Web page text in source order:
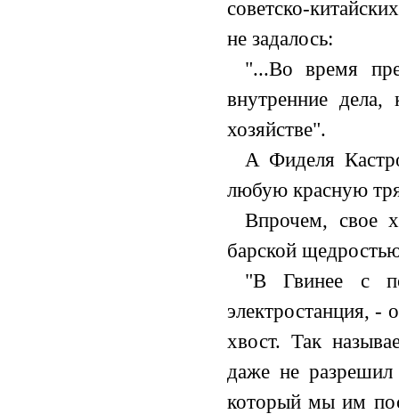
советско-
не задалось:
"...Во время
внутренние
хозяйстве".
А Фиделя
любую красную
Впрочем, свое
барской
"В Гвинее с
электростанция, -
хвост. Так
даже не
который мы им